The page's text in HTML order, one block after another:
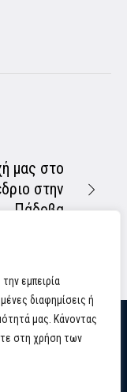
εμπειρία
διαφημίσεις ή
μας. Κάνοντας
στη χρήση των
μας στο
στην
Πάδοβα